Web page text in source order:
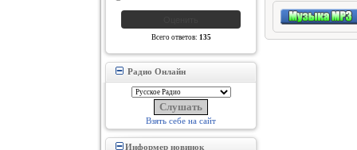
Всего ответов: 135
Радио Онлайн
Взять себе на сайт
Информер новинок